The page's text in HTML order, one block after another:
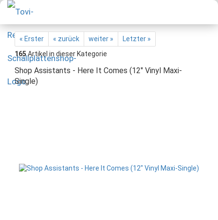
« Erster « zurück weiter »
Letzter »
165Artikel in dieser Kategorie
Shop Assistants - Here It Comes (12" Vinyl Maxi-
Single)